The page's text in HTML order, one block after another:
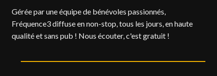
Gérée par une équipe de bénévoles passionnés,
Fréquence3 diffuse en non-stop, tous les jours, en haute
qualité et sans pub ! Nous écouter, c'est gratuit !